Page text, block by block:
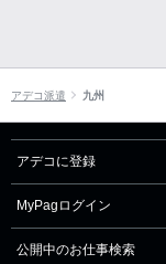
アデコ派遣 九州
アデコに登録
MyPagログイン
公開中のお仕事検索